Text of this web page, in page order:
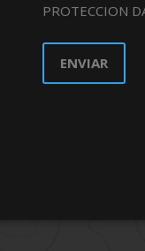
PROTECCION